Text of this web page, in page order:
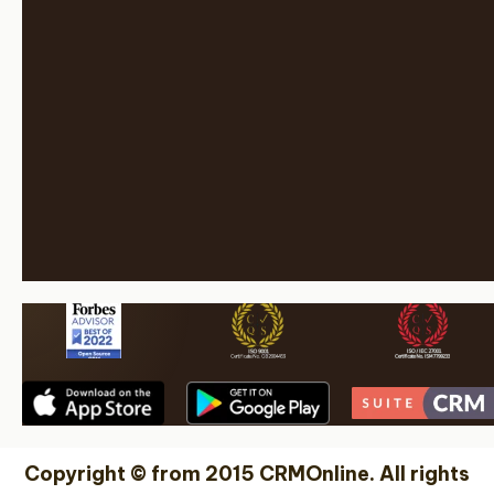
Copyright © from 2015 CRMOnline. All rights